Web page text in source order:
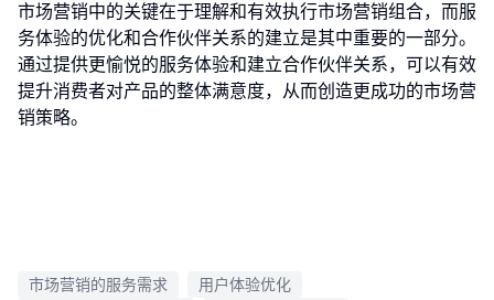
市场营销中的关键在于理解和有效执行市场营销组合，而服
务体验的优化和合作伙伴关系的建立是其中重要的一部分。
通过提供更愉悦的服务体验和建立合作伙伴关系，可以有效
提升消费者对产品的整体满意度，从而创造更成功的市场营
销策略。
市场营销的服务需求
用户体验优化